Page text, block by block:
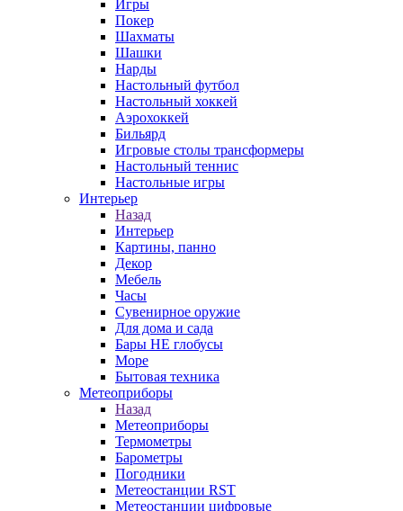
Игры
Покер
Шахматы
Шашки
Нарды
Настольный футбол
Настольный хоккей
Аэрохоккей
Бильярд
Игровые столы трансформеры
Настольный теннис
Настольные игры
Интерьер
Назад
Интерьер
Картины, панно
Декор
Мебель
Часы
Сувенирное оружие
Для дома и сада
Бары НЕ глобусы
Море
Бытовая техника
Метеоприборы
Назад
Метеоприборы
Термометры
Барометры
Погодники
Метеостанции RST
Метеостанции цифровые